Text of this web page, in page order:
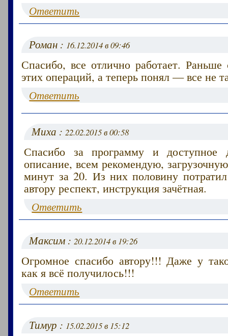
Ответить
Роман : 16.12.2014 в 09:46
Спасибо, все отлично работает. Раньше
этих операций, а теперь понял — все не
Ответить
Миха :22.02.2015 в 00:58
Спасибо за программу и доступное
описание, всем рекомендую,
минут за 20. Из них половину
автору респект, инструкция зачётная.
Ответить
Максим :20.12.2014 в 19:26
Огромное спасибо автору!!! Даже у
как я всё получилось!!!
Ответить
Тимур : 15.02.2015 в 15:12